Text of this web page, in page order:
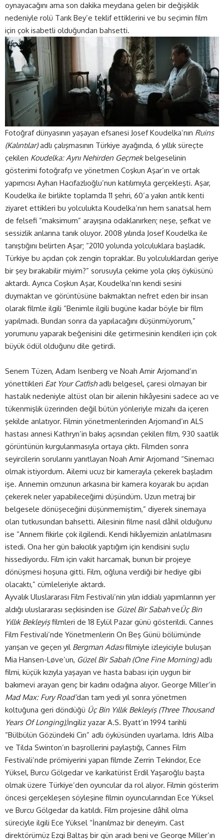
oynayacağını ama son dakika meydana gelen bir değişiklik
nedeniyle rolü Tarık Bey’e teklif ettiklerini ve bu seçimin film
için çok isabetli olduğundan bahsetti.
Fotoğraf dünyasının yaşayan efsanesi Josef Koudelka’nın Ruins
(Kalıntılar)adlı çalışmasının Türkiye ayağında, 6 yıllık süreçte
çekilen Koudelka: Aynı Nehirden Geçmekbelgeselinin
gösterimi fotoğrafçı ve yönetmen Coşkun Aşar’ın ve ortak
yapımcısı Ayhan Hacıfazlıoğlu’nun katılımıyla gerçekleşti. Aşar,
Koudelka ile birlikte toplamda 11 şehri, 60’a yakın antik kenti
ziyaret ettikleri bu yolculukta Koudelka’nın hem sanatsal hem
de felsefi “maksimum” arayışına odaklanırken; neşe, şefkat ve
sessizlik anlarına tanık oluyor. 2008 yılında Josef Koudelka ile
tanıştığını belirten Aşar; “2010 yolunda yolculuklara başladık.
Türkiye bu açıdan çok zengin topraklar. Bu yolculuklardan geriye
bir şey bırakabilir miyim?” sorusuyla çekime yola çıkış öyküsünü
aktardı. Ayrıca Coşkun Aşar, Koudelka’nın kendi sesini
duymaktan ve görüntüsüne bakmaktan nefret eden bir insan
olarak filmle ilgili “Benimle ilgili bugüne kadar böyle bir film
yapılmadı. Bundan sonra da yapılacağını düşünmüyorum,”
yorumunu yaparak beğenisini dile getirmesinin kendileri için çok
büyük ödül olduğunu dile getirdi.
Senem Tüzen, Adam Isenberg ve Noah Amir Arjomand’ın
yönettikleri Eat Your Catfishadlı belgesel, çaresi olmayan bir
hastalık nedeniyle altüst olan bir ailenin hikâyesini sadece acı ve
tükenmişlik üzerinden değil bütün yönleriyle mizahı da içeren
şekilde anlatıyor. Filmin yönetmenlerinden Arjomand’ın ALS
hastası annesi Kathryn’in bakış açısından çekilen film, 930 saatlik
görüntünün kurgulanmasıyla ortaya çıktı. Filmden sonra
seyircilerin sorularını yanıtlayan Noah Amir Arjomand “Sinemacı
olmak istiyordum. Ailemi ucuz bir kamerayla çekerek başladım
işe. Annemin omzunun arkasına bir kamera koyarak bu açıdan
çekerek neler yapabileceğimi düşündüm. Uzun metraj bir
belgesele dönüşeceğini düşünmemiştim,” diyerek sinemaya
olan tutkusundan bahsetti. Ailesinin filme nasıl dâhil olduğunu
ise “Annem fikirle çok ilgilendi. Kendi hikâyemizin anlatılmasını
istedi. Ona her gün bakıcılık yaptığım için kendisini suçlu
hissediyordu. Film için vakit harcamak, bunun bir projeye
dönüşmesi hoşuna gitti. Film, oğluna verdiği bir hediye gibi
olacaktı,” cümleleriyle aktardı.
Ayvalık Uluslararası Film Festivali’nin yılın iddialı yapımlarının yer
aldığı uluslararası seçkisinden ise Güzel Bir SabahveÜç Bin
Yıllık Bekleyişfilmleri de 18 Eylül Pazar günü gösterildi. Cannes
Film Festivali’nde Yönetmenlerin On Beş Günü bölümünde
yarışan ve geçen yıl Bergman Adasıfilmiyle izleyiciyle buluşan
Mia Hansen-Løve’un, Güzel Bir Sabah (One Fine Morning)adlı
filmi, küçük kızıyla yaşayan ve hasta babası için uygun bir
bakımevi arayan genç bir kadını odağına alıyor. George Miller’in
Mad Max: Fury Road’dan tam yedi yıl sonra yönetmen
koltuğuna geri döndüğü Üç Bin Yıllık Bekleyiş (Three Thousand
Years Of Longing),İngiliz yazar A.S. Byatt’ın 1994 tarihli
“Bülbülün Gözündeki Cin” adlı öyküsünden uyarlama. Idris Alba
ve Tilda Swinton’ın başrollerini paylaştığı, Cannes Film
Festivali’nde prömiyerini yapan filmde Zerrin Tekindor, Ece
Yüksel, Burcu Gölgedar ve karikatürist Erdil Yaşaroğlu başta
olmak üzere Türkiye’den oyuncular da rol alıyor. Filmin gösterim
öncesi gerçekleşen söyleşine filmin oyuncularından Ece Yüksel
ve Burcu Gölgedar da katıldı. Film projesine dâhil olma
süreciyle ilgili Ece Yüksel “İnanılmaz bir deneyim. Cast
direktörümüz Ezgi Baltaş bir gün aradı beni ve George Miller’ın